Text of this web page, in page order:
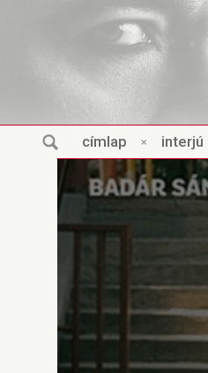
címlap × interjú